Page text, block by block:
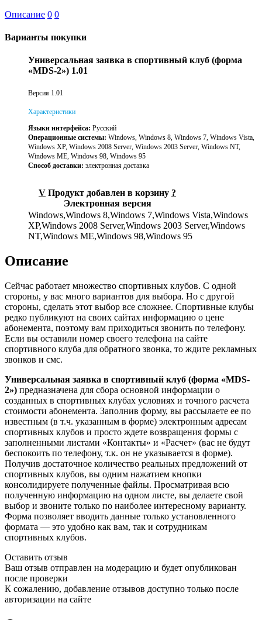
Описание 0 0
Варианты покупки
Универсальная заявка в спортивный клуб (форма
«MDS-2») 1.01
Версия 1.01
Характеристики
Языки интерфейса: Русский
Операционные системы: Windows, Windows 8, Windows 7, Windows Vista,
Windows XP, Windows 2008 Server, Windows 2003 Server, Windows NT,
Windows ME, Windows 98, Windows 95
Способ доставки: электронная доставка
V Продукт добавлен в корзину ?
Электронная версия
Windows,Windows 8,Windows 7,Windows Vista,Windows
XP,Windows 2008 Server,Windows 2003 Server,Windows
NT,Windows ME,Windows 98,Windows 95
Описание
Сейчас работает множество спортивных клубов. С одной
стороны, у вас много вариантов для выбора. Но с другой
стороны, сделать этот выбор все сложнее. Спортивные клубы
редко публикуют на своих сайтах информацию о цене
абонемента, поэтому вам приходиться звонить по телефону.
Если вы оставили номер своего телефона на сайте
спортивного клуба для обратного звонка, то ждите рекламных
звонков и смс.
Универсальная заявка в спортивный клуб (форма «MDS-
2») предназначена для сбора основной информации о
созданных в спортивных клубах условиях и точного расчета
стоимости абонемента. Заполнив форму, вы рассылаете ее по
известным (в т.ч. указанным в форме) электронным адресам
спортивных клубов и просто ждете возвращения формы с
заполненными листами «Контакты» и «Расчет» (вас не будут
беспокоить по телефону, т.к. он не указывается в форме).
Получив достаточное количество реальных предложений от
спортивных клубов, вы одним нажатием кнопки
консолидируете полученные файлы. Просматривая всю
полученную информацию на одном листе, вы делаете свой
выбор и звоните только по наиболее интересному варианту.
Форма позволяет вводить данные только установленного
формата — это удобно как вам, так и сотрудникам
спортивных клубов.
Оставить отзыв
Ваш отзыв отправлен на модерацию и будет опубликован
после проверки
К сожалению, добавление отзывов доступно только после
авторизации на сайте